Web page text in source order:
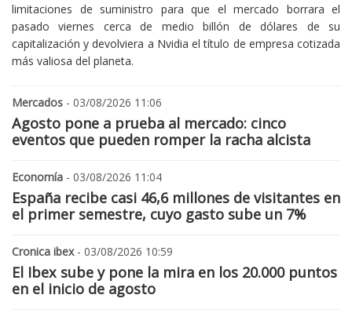
limitaciones de suministro para que el mercado borrara el
pasado viernes cerca de medio billón de dólares de su
capitalización y devolviera a Nvidia el título de empresa cotizada
más valiosa del planeta.
Mercados - 03/08/2026 11:06
Agosto pone a prueba al mercado: cinco
eventos que pueden romper la racha alcista
Economía - 03/08/2026 11:04
España recibe casi 46,6 millones de visitantes en
el primer semestre, cuyo gasto sube un 7%
Cronica ibex- 03/08/2026 10:59
El Ibex sube y pone la mira en los 20.000 puntos
en el inicio de agosto